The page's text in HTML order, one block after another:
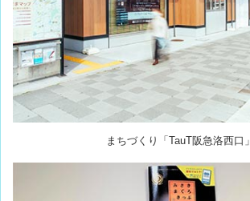
まちづくり「TauT阪急洛西口」